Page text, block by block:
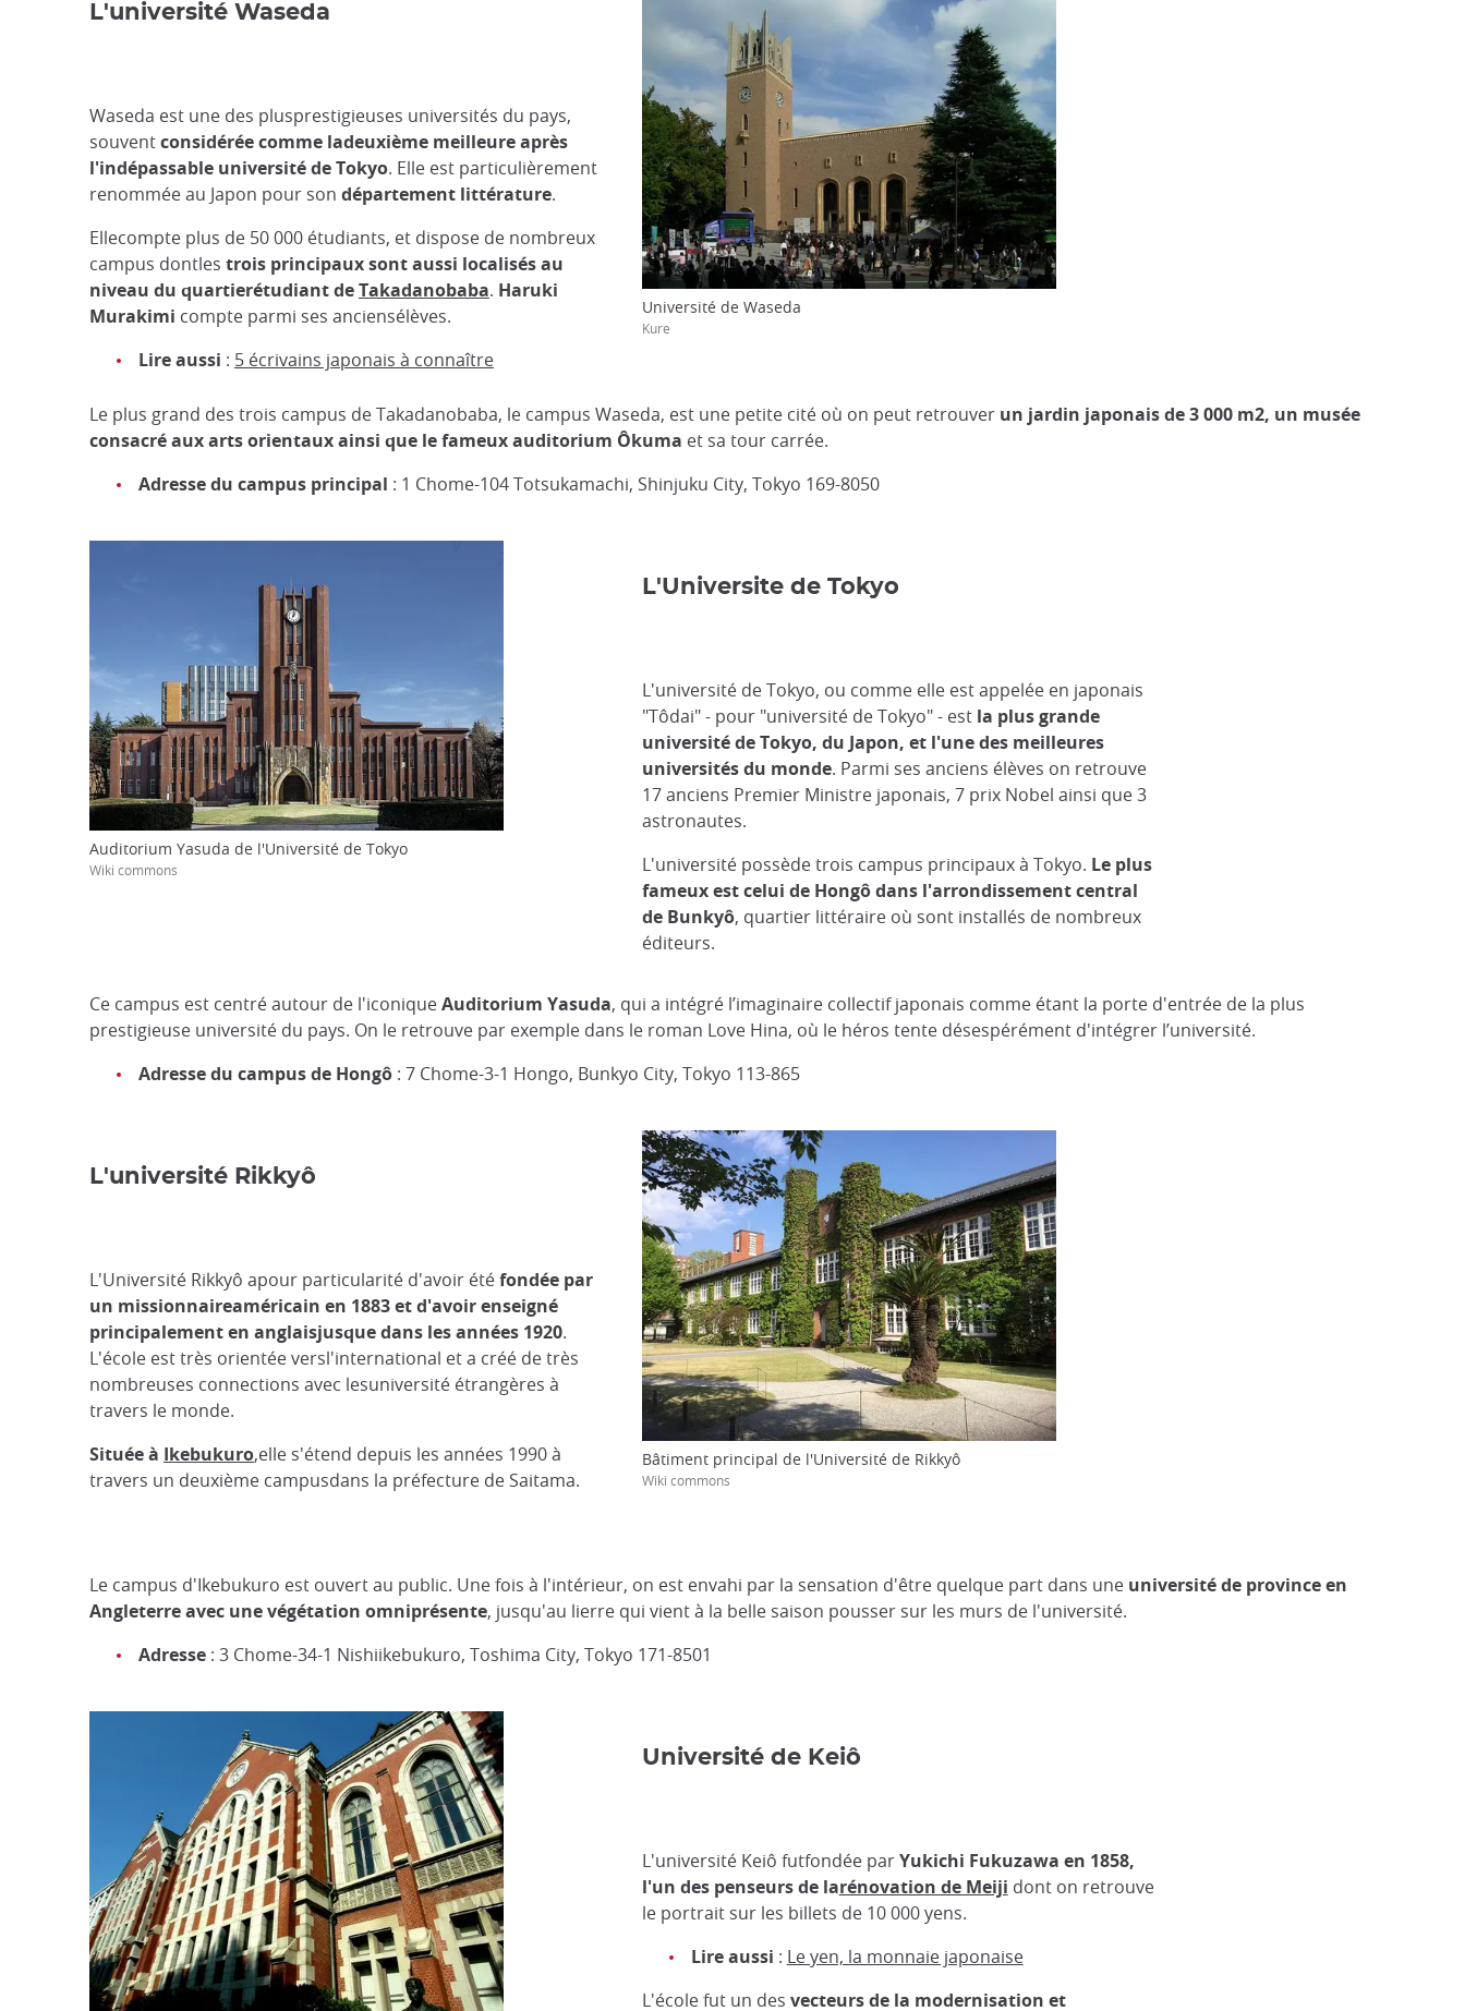
L'université Waseda
Waseda est une des plusprestigieuses universités du pays,
souventconsidérée comme ladeuxième meilleure après
l'indépassable université de Tokyo. Elle est particulièrement
renommée au Japon pour son département littérature.
Ellecompte plus de 50 000 étudiants, et dispose de nombreux
campus dontles trois principaux sont aussi localisés au
niveau du quartierétudiant deTakadanobaba. Haruki
Murakimi compte parmi ses anciensélèves.
Lire aussi : 5 écrivains japonais à connaître
Université de Waseda
Kure
Le plus grand des trois campus de Takadanobaba, le campus Waseda, est une petite cité où on peut retrouver un jardin japonais de 3 000 m2, un musée
consacré aux arts orientaux ainsi que le fameux auditorium Ôkuma et sa tour carrée.
Adresse du campus principal : 1 Chome-104 Totsukamachi, Shinjuku City, Tokyo 169-8050
L'Universite de Tokyo
L'université de Tokyo, ou comme elle est appelée en japonais
"Tôdai" - pour "université de Tokyo" - est la plus grande
université de Tokyo, du Japon, et l'une des meilleures
universités du monde. Parmi ses anciens élèves on retrouve
17 anciens Premier Ministre japonais, 7 prix Nobel ainsi que 3
astronautes.
L'université possède trois campus principaux à Tokyo. Le plus
fameux est celui de Hongô dans l'arrondissement central
de Bunkyô, quartier littéraire où sont installés de nombreux
éditeurs.
Auditorium Yasuda de l'Université de Tokyo
Wiki commons
Ce campus est centré autour de l'iconiqueAuditorium Yasuda, qui a intégré l’imaginaire collectif japonais comme étant la porte d'entrée de la plus
prestigieuse université du pays. On le retrouve par exemple dans le roman Love Hina, où le héros tente désespérément d'intégrer l’université.
Adresse du campus de Hongô : 7 Chome-3-1 Hongo, Bunkyo City, Tokyo 113-865
L'université Rikkyô
L'Université Rikkyô apour particularité d'avoir étéfondée par
un missionnaireaméricain en 1883 et d'avoir enseigné
principalement en anglaisjusque dans les années 1920.
L'école est très orientée versl'international et a créé de très
nombreuses connections avec lesuniversité étrangères à
travers le monde.
Située à Ikebukuro,elle s'étend depuis les années 1990 à
travers un deuxième campusdans la préfecture de Saitama.
Bâtiment principal de l'Université de Rikkyô
Wiki commons
Le campus d'Ikebukuro est ouvert au public. Une fois à l'intérieur, on est envahi par la sensation d'être quelque part dans une université de province en
Angleterre avec une végétation omniprésente, jusqu'au lierre qui vient à la belle saison pousser sur les murs de l'université.
Adresse : 3 Chome-34-1 Nishiikebukuro, Toshima City, Tokyo 171-8501
Université de Keiô
L'université Keiô futfondée parYukichi Fukuzawa en 1858,
l'un des penseurs de larénovation de Meiji dont on retrouve
le portrait sur les billets de 10 000 yens.
Lire aussi : Le yen, la monnaie japonaise
L'école fut un des vecteurs de la modernisation et